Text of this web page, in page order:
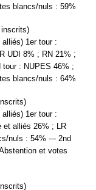
blancs/nuls : 59%
inscrits)
1er tour :
UDI 8% ; RN 21% ;
: NUPES 46% ;
blancs/nuls : 64%
1er tour :
et alliés 26% ; LR
nuls : 54% --- 2nd
et votes